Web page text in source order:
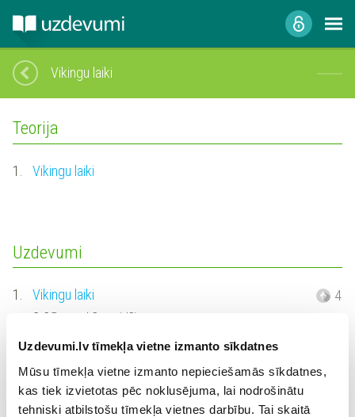
Uzdevumi.lv tīmekļa vietne izmanto sīkdatnes
Mūsu tīmekļa vietne izmanto nepieciešamās sīkdatnes,
kas tiek izvietotas pēc noklusējuma, lai nodrošinātu
tehniski atbilstošu tīmekļa vietnes darbību. Tai skaitā
Vikingu laiki
Teorija
1. Vikingu laiki
Uzdevumi
1. Vikingu laiki
Grūtības pakāpe: vidēja
4
2. Vikingu laiki
Grūtības pakāpe: vidēja
3. Vikingu laiki